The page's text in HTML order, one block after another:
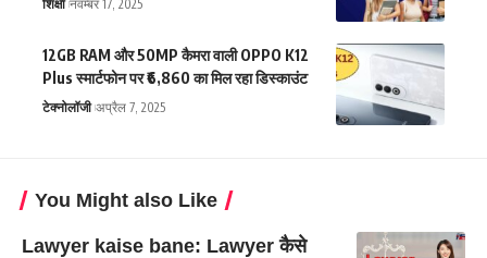
शिक्षा नवम्बर 17, 2025
12GB RAM और 50MP कैमरा वाली OPPO K12
Plus स्मार्टफोन पर ₹6,860 का मिल रहा डिस्काउंट
टेक्नोलॉजी अप्रैल 7, 2025
You Might also Like
Lawyer kaise bane: Lawyer कैसे